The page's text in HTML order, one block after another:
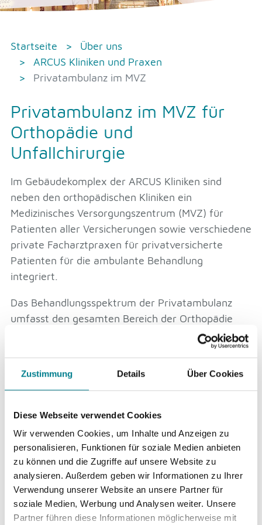
Zustimmung Details Über Cookies
Diese Webseite verwendet Cookies
Wir verwenden Cookies, um Inhalte und Anzeigen zu
personalisieren, Funktionen für soziale Medien anbieten
zu können und die Zugriffe auf unsere Website zu
analysieren. Außerdem geben wir Informationen zu Ihrer
Verwendung unserer Website an unsere Partner für
soziale Medien, Werbung und Analysen weiter. Unsere
Partner führen diese Informationen möglicherweise mit
Startseite
Über uns
ARCUS Kliniken und Praxen
Privatambulanz im MVZ
Privatambulanz im MVZ für
Orthopädie und
Unfallchirurgie
Im Gebäudekomplex der ARCUS Kliniken sind
neben den orthopädischen Kliniken ein
Medizinisches Versorgungszentrum (MVZ) für
Patienten aller Versicherungen sowie verschiedene
private Facharztpraxen für privatversicherte
Patienten für die ambulante Behandlung
integriert.
Das Behandlungsspektrum der Privatambulanz
umfasst den gesamten Bereich der Orthopädie
umfangreiche Erfahrung der leitenden Ärzte bietet
die Grundlage für eine kompetente Behandlung
von der Diagnose über Prävention und Therapie
begünstigt eine zügige Untersuchung durch
modernste bildgebende Verfahren und genaueste
Diagnosen. Das moderne dosisreduzierte direkt-
digitale Röntgensystem, welches Ihre Aufnahmen
direkt in jedes Behandlungszimmer projiziert,
erspart Zeit, die jedem Patienten zu Gute kommt.